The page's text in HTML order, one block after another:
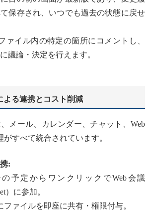
保存され、いつでも過去の状態に戻せ
ァイル内の特定の箇所にコメントし、
議論・決定を行えます。
る連携とコスト削減
、メール、カレンダー、チャット、Web
すべて統合されています。
:
予定からワンクリックでWeb会議
）に参加。
ファイルを即座に共有・権限付与。